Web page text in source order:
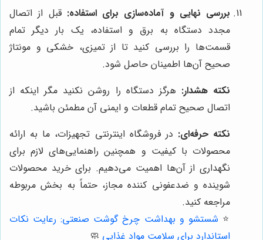
بررسی نهایی و آماده‌سازی برای استفاده: قبل از اتصال
مجدد دستگاه به برق و استفاده، یک بار دیگر تمام
قسمت‌ها را بررسی کنید تا از تمیزی، خشکی و مونتاژ
صحیح آن‌ها اطمینان حاصل شود.
نکته هشدار: هرگز دستگاه را روشن نکنید مگر اینکه از
اتصال صحیح تمام قطعات و ایمنی آن مطمئن باشید.
نکته حرفه‌ای: در فروشگاه اینترنتی تجهیزات، ما به ارائه
محصولات با کیفیت و همچنین راهنمایی‌های لازم برای
نگهداری از آن‌ها اهمیت می‌دهیم. برای خرید محصولات
شوینده و ضدعفونی کننده مجاز، حتماً به بخش مربوطه
مراجعه کنید.
⭐️ شستشو و بهداشت چرخ گوشت صنعتی: رعایت نکات
استاندارد برای سلامت مواد غذایی 🧼